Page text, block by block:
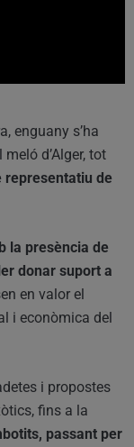
enguany s’ha
d’Alger, tot
representatiu de
la presència de
donar suport a
en valor el
i econòmica del
i propostes
fins a la
passant per